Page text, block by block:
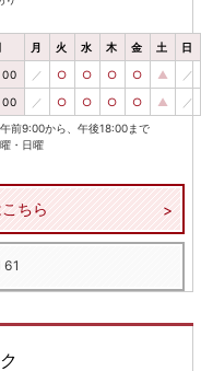
月 火 水 木 金 土 日
／ ○ ○ ○ ○ ▲ ／
／ ○ ○ ○ ○ ▲ ／
午前9:00から、午後18:00まで
・日曜
ちら